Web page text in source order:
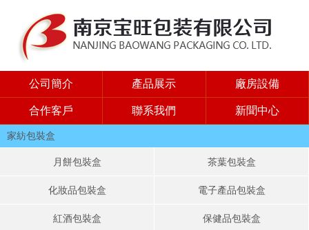
公司簡介 產品展示 廠房設備
合作客戶 聯系我們 新聞中心
家紡包裝盒
月餅包裝盒 茶葉包裝盒
化妝品包裝盒 電子產品包裝盒
紅酒包裝盒 保健品包裝盒